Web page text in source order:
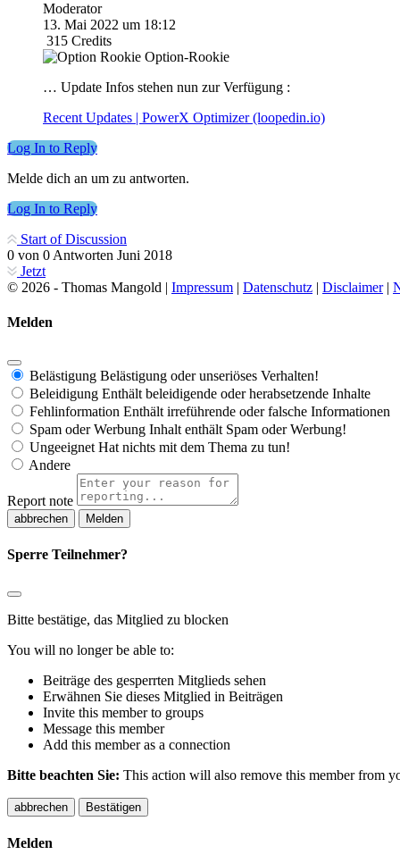
Moderator
13. Mai 2022 um 18:12
315 Credits
Option-Rookie
… Update Infos stehen nun zur Verfügung :
Recent Updates | PowerX Optimizer (loopedin.io)
Log In to Reply
Melde dich an um zu antworten.
Log In to Reply
Start of Discussion
0 von 0 Antworten Juni 2018
Jetzt
© 2026 - Thomas Mangold | Impressum | Datenschutz | Disclaimer|
Melden
Belästigung Belästigung oder unseriöses Verhalten!
Beleidigung Enthält beleidigende oder herabsetzende Inhalte
Fehlinformation Enthält irreführende oder falsche Informationen
Spam oder Werbung Inhalt enthält Spam oder Werbung!
Ungeeignet Hat nichts mit dem Thema zu tun!
Andere
Report note
Melden
Sperre Teilnehmer?
Bitte bestätige, das Mitglied zu blocken
You will no longer be able to:
Beiträge des gesperrten Mitglieds sehen
Erwähnen Sie dieses Mitglied in Beiträgen
Invite this member to groups
Message this member
Add this member as a connection
Bitte beachten Sie: This action will also remove this member from
Bestätigen
Melden